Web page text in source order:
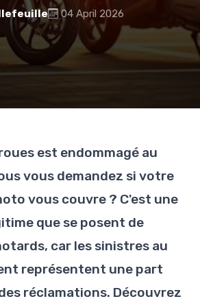
04 April 2026
est endommagé au
vous demandez si votre
vous couvre ? C'est une
que se posent de
car les sinistres au
représentent une part
réclamations. Découvrez